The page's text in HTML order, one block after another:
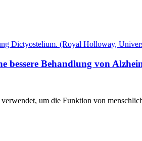
bessere Behandlung von
um die Funktion von